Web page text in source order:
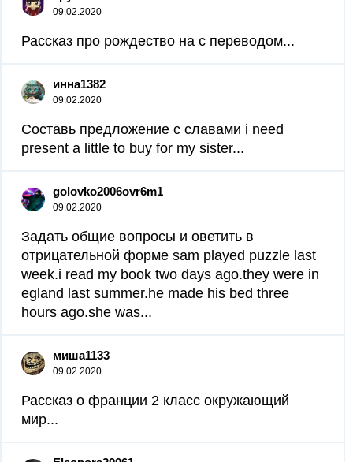
09.02.2020
Рассказ про рождество на с переводом...
инна1382
09.02.2020
Составь предложение с славами i need
present a little to buy for my sister...
golovko2006ovr6m1
09.02.2020
Задать общие вопросы и оветить в
отрицательной форме sam played puzzle last
week.i read my book two days ago.they were in
egland last summer.he made his bed three
hours ago.she was...
миша1133
09.02.2020
Рассказ о франции 2 класс окружающий
мир...